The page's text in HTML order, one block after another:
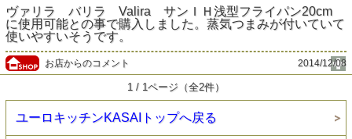
ヴァリラ バリラ Valira サンＩＨ浅型フライパン20cm
に使用可能との事で購入しました。蒸気つまみが付いていて
使いやすいそうです。
お店からのコメント 2014/12/08
1 / 1ページ（全2件）
ユーロキッチンKASAIトップへ戻る